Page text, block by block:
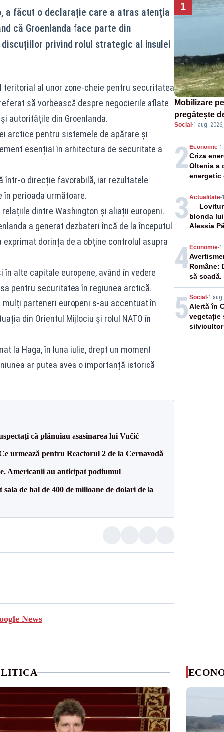
a făcut o declarație care a atras atenția
că Groenlanda face parte din
discuțiilor privind rolul strategic al insulei
al unor zone-cheie pentru securitatea
să vorbească despre negocierile aflate
autoritățile din Groenlanda.
arctice pentru sistemele de apărare și
esențial în arhitectura de securitate a
într-o direcție favorabilă, iar rezultatele
perioada următoare.
dintre Washington și aliații europeni.
a generat dezbateri încă de la începutul
exprimat dorința de a obține controlul asupra
alte capitale europene, având în vedere
pentru securitatea în regiunea arctică.
parteneri europeni s-au accentuat în
din Orientul Mijlociu și rolul NATO în
la Haga, în luna iulie, drept un moment
ar putea avea o importanță istorică
că plănuiau asasinarea lui Vučić
urmează pentru Reactorul 2 de la Cernavodă
Americanii au anticipat podiumul
de bal de 400 de milioane de dolari de la
News
1
Mobilizare
pregătește
către
Social ·1 aug.
2 Economie-1
Criza
Oltenia a
energetic
3 Actualitate-
blonda
Alessia
4 Economie-1
Române:
să scadă.
închide în
5 Social -1
Alertă în
vegetație